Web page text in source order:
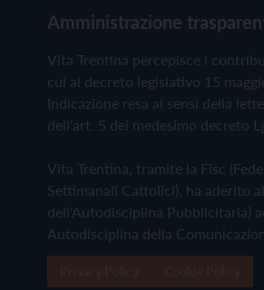
Amministrazione
Vita Trentina percepisce i
cui al decreto legislativo 15
Indicazione resa ai sensi della
dell'art. 5 del medesimo decreto
Vita Trentina, tramite la Fisc
Settimanali Cattolici), ha aderito
dell'Autodisciplina Pubblicitaria)
Autodisciplina della